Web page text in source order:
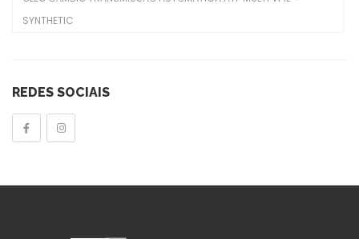
Sensores TPMS
Tensor Do Distribuidor
Tensores Poly V
SYNTHETIC
REDES SOCIAIS